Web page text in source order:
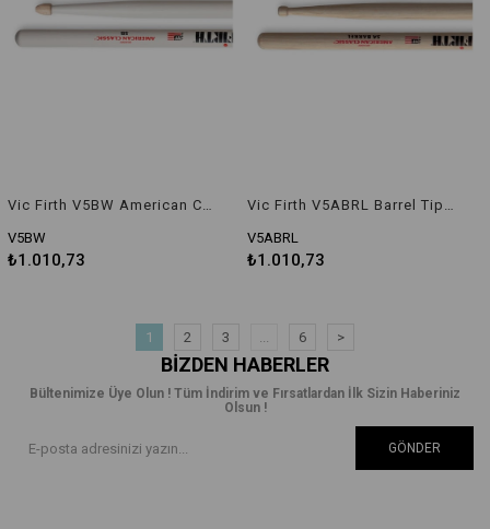
Vic Firth V5BW American Classic 5B White Baget
V5BW
₺1.010,73
Vic Firth V5ABRL Barrel Tip 5A Baget
V5ABRL
₺1.010,73
1 2 3 ... 6 >
BIZDEN HABERLER
Bültenimize Üye Olun ! Tüm İndirim ve Fırsatlardan İlk Sizin Haberiniz
Olsun !
GÖNDER